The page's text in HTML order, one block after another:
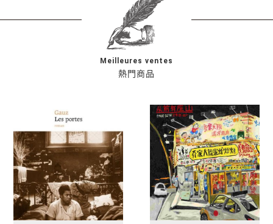
熱門商品
Meilleures ventes